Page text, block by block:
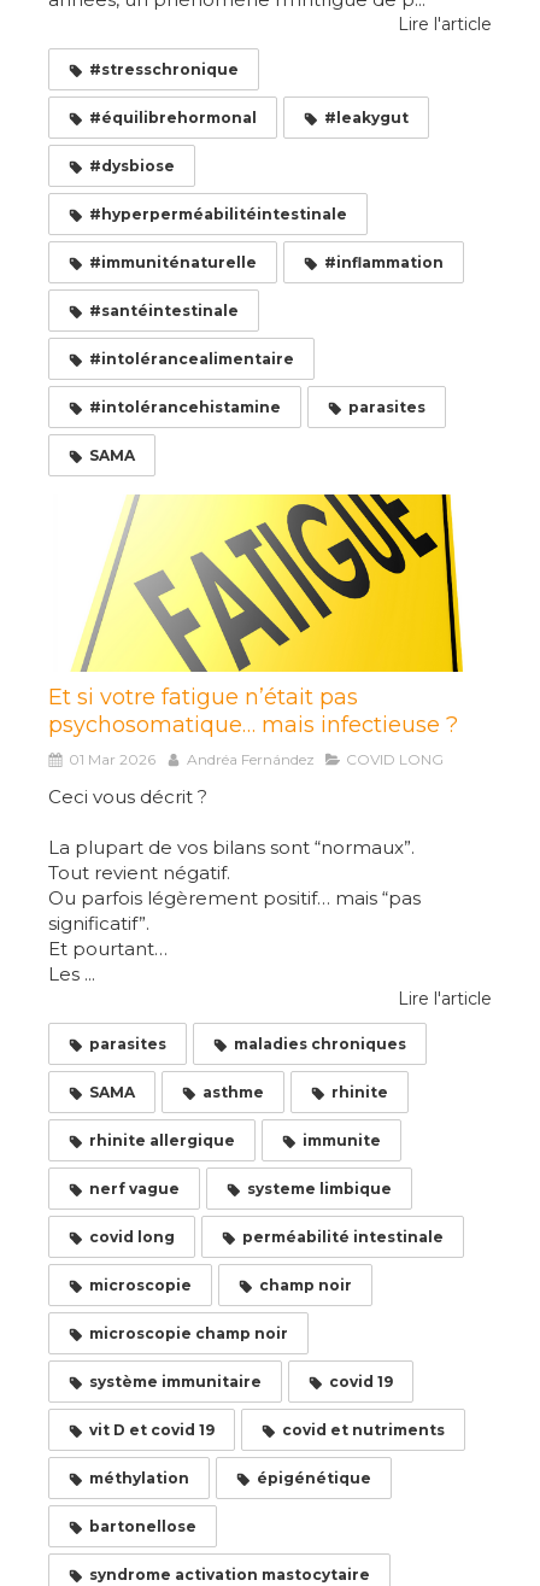
Lire l'article
#stresschronique
#équilibrehormonal #leakygut
#dysbiose
#hyperperméabilitéintestinale
#immuniténaturelle #inflammation
#santéintestinale
#intolérancealimentaire
#intolérancehistamine parasites
SAMA
Et si votre fatigue n’était pas
psychosomatique… mais infectieuse ?
01 Mar 2026 Andréa Fernández COVID LONG
Ceci vous décrit ?
La plupart de vos bilans sont “normaux”.
Tout revient négatif.
Ou parfois légèrement positif… mais “pas
significatif”.
Et pourtant…
Les ...
Lire l'article
parasites maladies chroniques
SAMA asthme rhinite
rhinite allergique immunite
nerf vague systeme limbique
covid long perméabilité intestinale
microscopie champ noir
microscopie champ noir
système immunitaire covid 19
vit D et covid 19 covid et nutriments
méthylation épigénétique
bartonellose
syndrome activation mastocytaire